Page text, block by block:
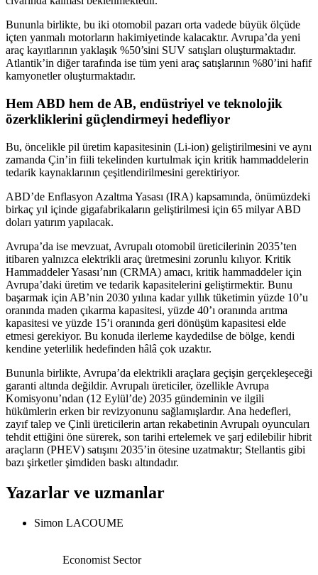
Bununla birlikte, bu iki otomobil pazarı orta vadede büyük ölçüde
içten yanmalı motorların hakimiyetinde kalacaktır. Avrupa’da yeni
araç kayıtlarının yaklaşık %50’sini SUV satışları oluşturmaktadır.
Atlantik’in diğer tarafında ise tüm yeni araç satışlarının %80’ini hafif
kamyonetler oluşturmaktadır.
Hem ABD hem de AB, endüstriyel ve teknolojik
özerkliklerini güçlendirmeyi hedefliyor
Bu, öncelikle pil üretim kapasitesinin (Li-ion) geliştirilmesini ve aynı
zamanda Çin’in fiili tekelinden kurtulmak için kritik hammaddelerin
tedarik kaynaklarının çeşitlendirilmesini gerektiriyor.
ABD’de Enflasyon Azaltma Yasası (IRA) kapsamında, önümüzdeki
birkaç yıl içinde gigafabrikaların geliştirilmesi için 65 milyar ABD
doları yatırım yapılacak.
Avrupa’da ise mevzuat, Avrupalı otomobil üreticilerinin 2035’ten
itibaren yalnızca elektrikli araç üretmesini zorunlu kılıyor. Kritik
Hammaddeler Yasası’nın (CRMA) amacı, kritik hammaddeler için
Avrupa’daki üretim ve tedarik kapasitelerini geliştirmektir. Bunu
başarmak için AB’nin 2030 yılına kadar yıllık tüketimin yüzde 10’u
oranında maden çıkarma kapasitesi, yüzde 40’ı oranında arıtma
kapasitesi ve yüzde 15’i oranında geri dönüşüm kapasitesi elde
etmesi gerekiyor. Bu konuda ilerleme kaydedilse de bölge, kendi
kendine yeterlilik hedefinden hâlâ çok uzaktır.
Bununla birlikte, Avrupa’da elektrikli araçlara geçişin gerçekleşeceği
garanti altında değildir. Avrupalı üreticiler, özellikle Avrupa
Komisyonu’ndan (12 Eylül’de) 2035 gündeminin ve ilgili
hükümlerin erken bir revizyonunu sağlamışlardır. Ana hedefleri,
zayıf talep ve Çinli üreticilerin artan rekabetinin Avrupalı oyuncuları
tehdit ettiğini öne sürerek, son tarihi ertelemek ve şarj edilebilir hibrit
araçların (PHEV) satışını 2035’in ötesine uzatmaktır; Stellantis gibi
bazı şirketler şimdiden baskı altındadır.
Yazarlar ve uzmanlar
Simon LACOUME
Economist Sector